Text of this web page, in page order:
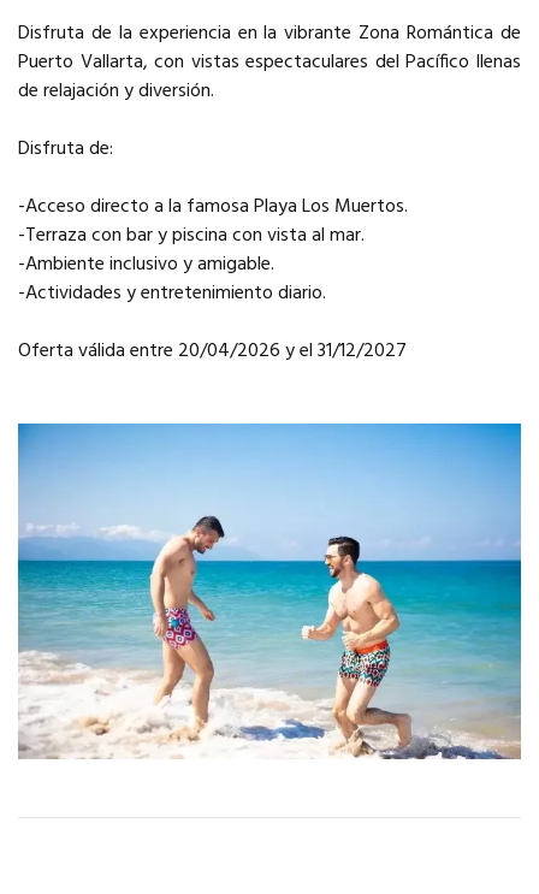
Disfruta de la experiencia en la vibrante Zona Romántica de
Puerto Vallarta, con vistas espectaculares del Pacífico llenas
de relajación y diversión.
Disfruta de:
-Acceso directo a la famosa Playa Los Muertos.
-Terraza con bar y piscina con vista al mar.
-Ambiente inclusivo y amigable.
-Actividades y entretenimiento diario.
Oferta válida entre 20/04/2026 y el 31/12/2027